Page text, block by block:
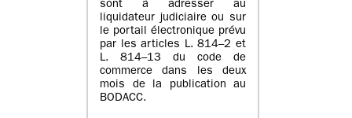
sont à adresser au
liquidateur judiciaire ou sur
le portail électronique prévu
par les articles L. 814–2 et
L. 814–13 du code de
commerce dans les deux
mois de la publication au
BODACC.